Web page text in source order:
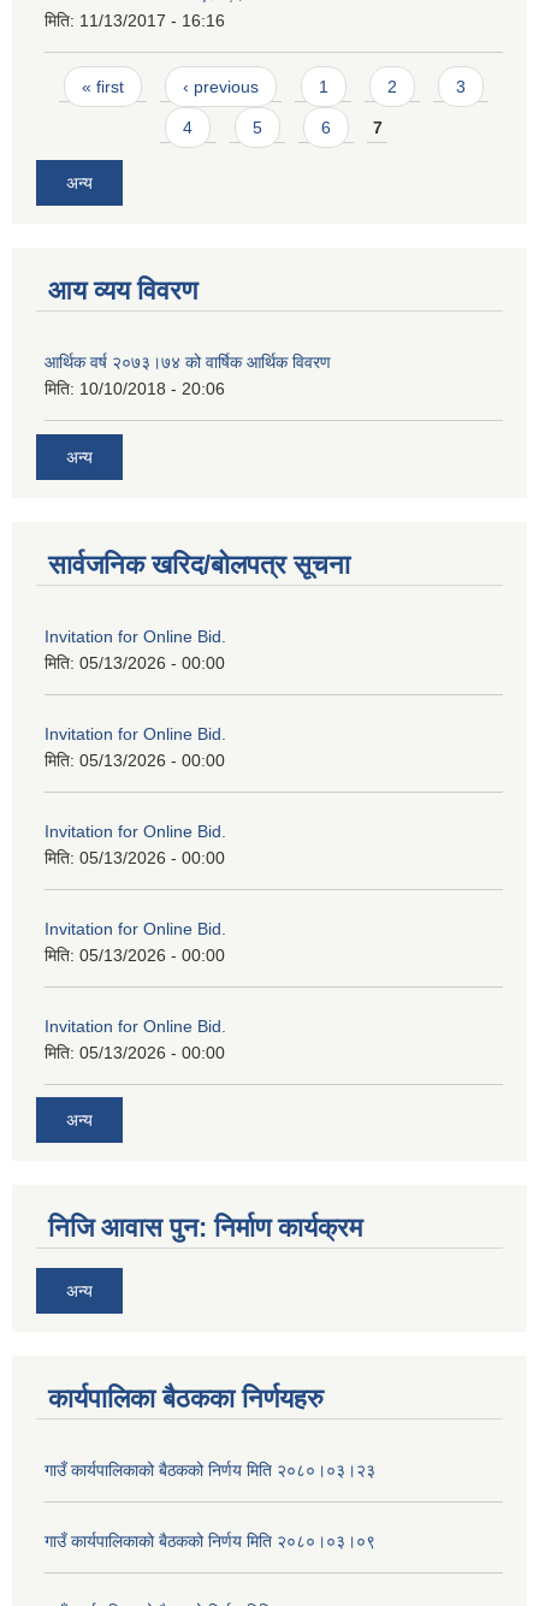
मिति: 11/13/2017 - 16:16
Pages
« first ‹ previous 1 2 3
4 5 6 7
अन्य
आय व्यय विवरण
आर्थिक वर्ष २०७३।७४ को वार्षिक आर्थिक विवरण
मिति: 10/10/2018 - 20:06
अन्य
सार्वजनिक खरिद/बोलपत्र सूचना
Invitation for Online Bid.
मिति: 05/13/2026 - 00:00
Invitation for Online Bid.
मिति: 05/13/2026 - 00:00
Invitation for Online Bid.
मिति: 05/13/2026 - 00:00
Invitation for Online Bid.
मिति: 05/13/2026 - 00:00
Invitation for Online Bid.
मिति: 05/13/2026 - 00:00
अन्य
निजि आवास पुन: निर्माण कार्यक्रम
अन्य
कार्यपालिका बैठकका निर्णयहरु
गाउँ कार्यपालिकाको बैठकको निर्णय मिति २०८०।०३।२३
गाउँ कार्यपालिकाको बैठकको निर्णय मिति २०८०।०३।०९